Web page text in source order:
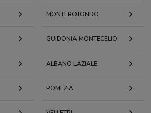
MONTEROTONDO
GUIDONIA MONTECELIO
ALBANO LAZIALE
POMEZIA